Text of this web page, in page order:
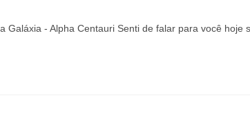
Galáxia - Alpha Centauri Senti de falar para você